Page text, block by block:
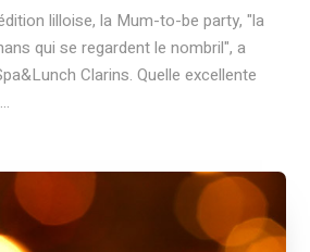
lilloise, la Mum-to-be party, "la
qui se regardent le nombril", a
Clarins. Quelle excellente